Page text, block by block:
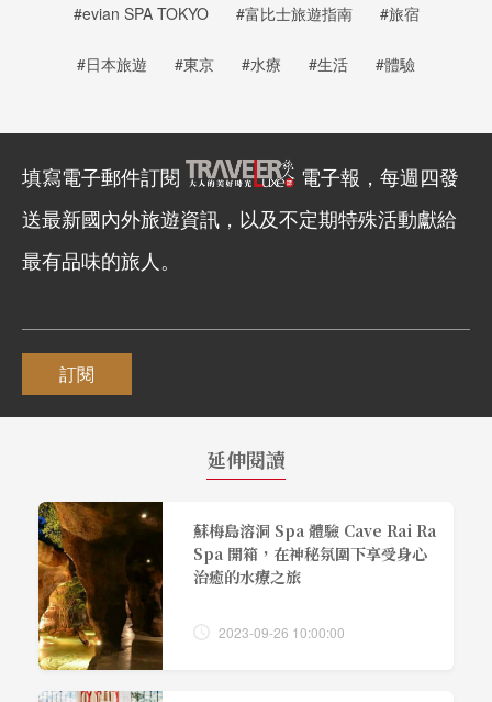
#evian SPA TOKYO #富比士旅遊指南 #旅宿
#日本旅遊 #東京 #水療 #生活 #體驗
填寫電子郵件訂閱
電子報，每週四發
送最新國內外旅遊資訊，以及不定期特殊活動獻給
最有品味的旅人。
訂閱
延伸閱讀
蘇梅島溶洞 Spa 體驗 Cave Rai Ra
Spa 開箱，在神秘氛圍下享受身心
治癒的水療之旅
2023-09-26 10:00:00